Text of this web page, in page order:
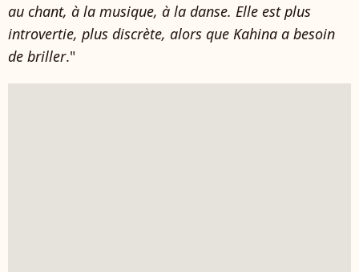
au chant, à la musique, à la danse. Elle est plus
introvertie, plus discrète, alors que Kahina a besoin
de briller."